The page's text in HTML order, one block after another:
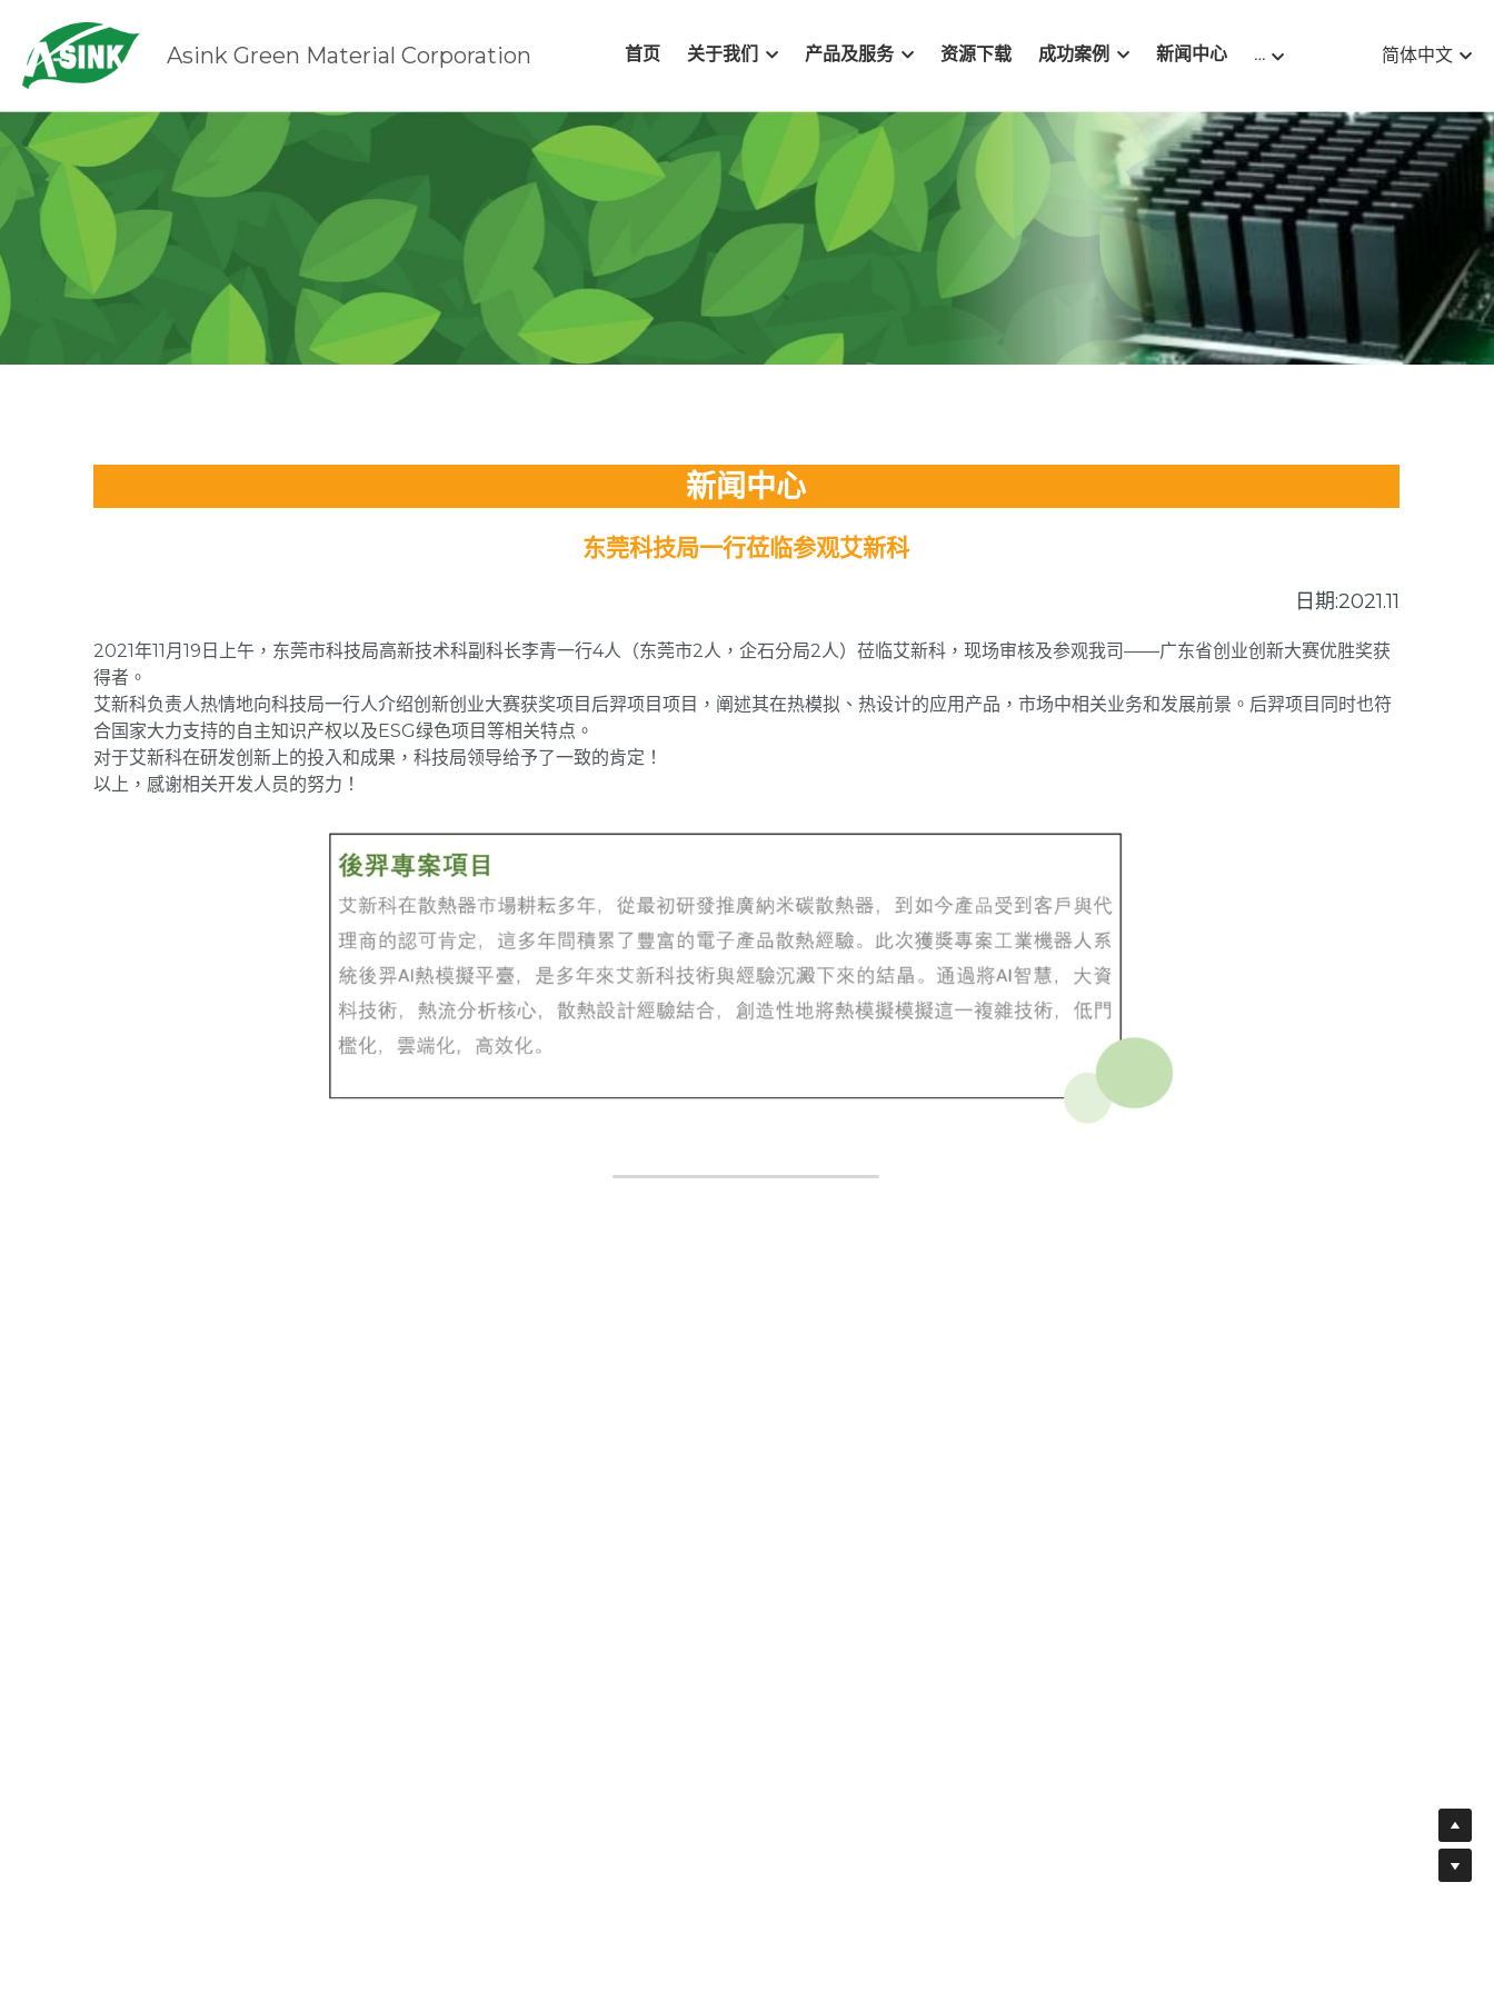
Asink Green Material Corporation 首页 关于我们 产品及服务 资源下载 成功案例 新闻中心 … 简体中文
新闻中心
东莞科技局一行莅临参观艾新科
日期:2021.11
2021年11月19日上午，东莞市科技局高新技术科副科长李青一行4人（东莞市2人，企石分局2人）莅临艾新科，现场审核及参观我司——广东省创业创新大赛优胜奖获
得者。
艾新科负责人热情地向科技局一行人介绍创新创业大赛获奖项目后羿项目项目，阐述其在热模拟、热设计的应用产品，市场中相关业务和发展前景。后羿项目同时也符
合国家大力支持的自主知识产权以及ESG绿色项目等相关特点。
对于艾新科在研发创新上的投入和成果，科技局领导给予了一致的肯定！
以上，感谢相关开发人员的努力！